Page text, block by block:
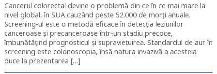
Cancerul colorectal devine o problemă din ce în ce mai mare la
nivel global, în SUA cauzând peste 52.000 de morți anuale.
Screening-ul este o metodă eficace în detecția leziunilor
canceroase și precanceroase într-un stadiu precoce,
îmbunătățind prognosticul și supraviețuirea. Standardul de aur în
screening este colonoscopia, însă natura invazivă a acesteia
duce la prezentarea […]